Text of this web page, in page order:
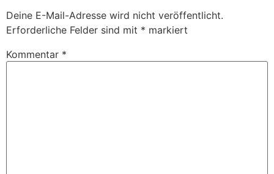
Deine E-Mail-Adresse wird nicht veröffentlicht.
Erforderliche Felder sind mit * markiert
Kommentar *